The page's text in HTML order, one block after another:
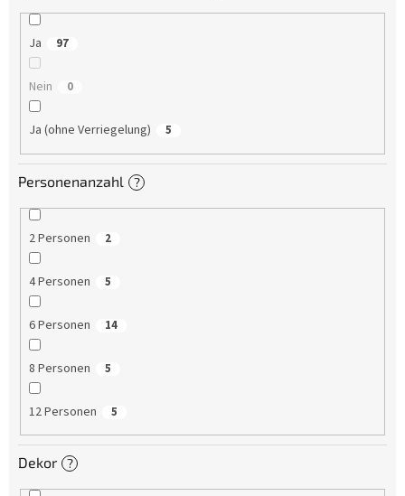
Ja 97
Nein 0
Ja (ohne Verriegelung) 5
Personenanzahl ?
2 Personen 2
4 Personen 5
6 Personen 14
8 Personen 5
12 Personen 5
Dekor ?